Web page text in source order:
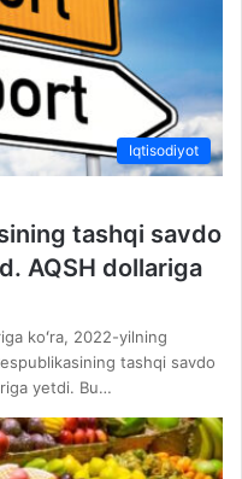
Iqtisodiyot
tashqi savdo
AQSH dollariga
koʻra, 2022-yilning
tashqi savdo
yetdi. Bu…